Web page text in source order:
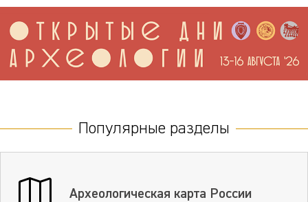
Популярные разделы
Археологическая карта России